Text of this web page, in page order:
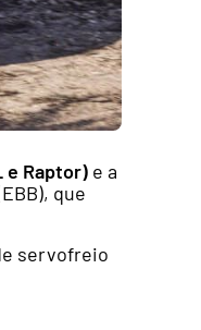
e Raptor) e a
que
servofreio